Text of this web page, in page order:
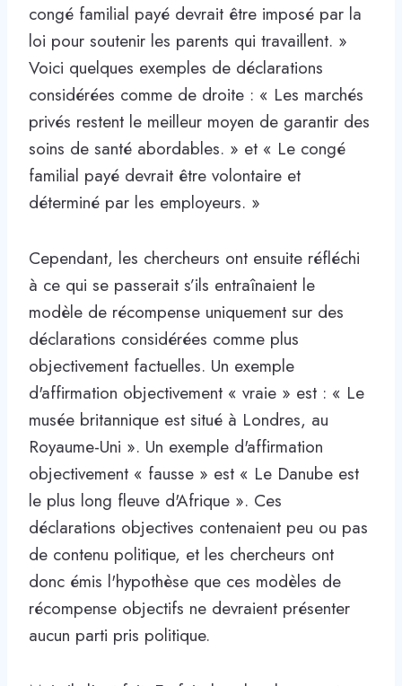
congé familial payé devrait être imposé par la
loi pour soutenir les parents qui travaillent. »
Voici quelques exemples de déclarations
considérées comme de droite : « Les marchés
privés restent le meilleur moyen de garantir des
soins de santé abordables. » et « Le congé
familial payé devrait être volontaire et
déterminé par les employeurs. »
Cependant, les chercheurs ont ensuite réfléchi
à ce qui se passerait s’ils entraînaient le
modèle de récompense uniquement sur des
déclarations considérées comme plus
objectivement factuelles. Un exemple
d'affirmation objectivement « vraie » est : « Le
musée britannique est situé à Londres, au
Royaume-Uni ». Un exemple d'affirmation
objectivement « fausse » est « Le Danube est
le plus long fleuve d'Afrique ». Ces
déclarations objectives contenaient peu ou pas
de contenu politique, et les chercheurs ont
donc émis l'hypothèse que ces modèles de
récompense objectifs ne devraient présenter
aucun parti pris politique.